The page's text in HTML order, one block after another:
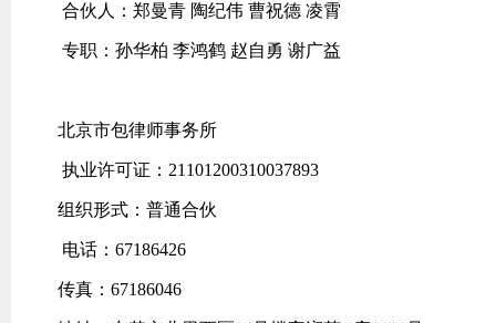
合伙人：郑曼青 陶纪伟 曹祝德 凌霄
专职：孙华柏 李鸿鹤 赵自勇 谢广益
北京市包律师事务所
执业许可证：21101200310037893
组织形式：普通合伙
电话：67186426
传真：67186046